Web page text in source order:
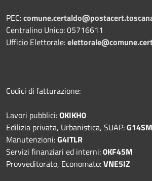
PEC:
Centralino Unico: 05716611
Ufficio Elettorale:
Codici di fatturazione:
Lavori pubblici:OKIKH0
Edilizia privata, Urbanistica, SUAP:
Manutenzioni:G4ITLR
Servizi finanziari ed interni:0KF45M
Provveditorato, Economato:VNE5IZ